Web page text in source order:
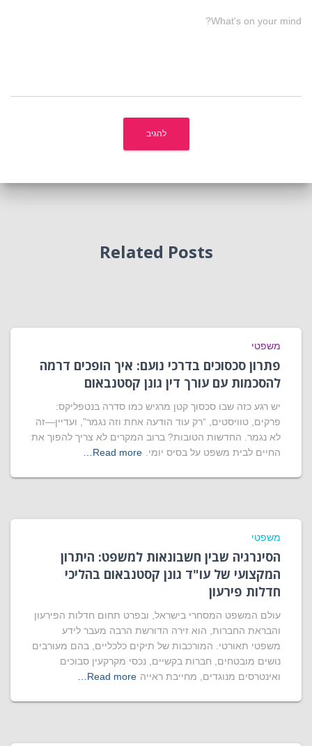
What's on your mind?
Related Posts
משפטי
פתרון סכסוכים בדרכי נועם: איך הופכים דרמה
להסכמות עם עורך דין גונן קסטנבאום
יש רגע כזה שבו סכסוך קטן מרגיש כמו סדרה בנטפליקס:
פרקים, טוויסטים, “רק עוד הודעה אחת וזה נגמר”, ועדיין—זה
לא נגמר. החדשות הטובות? ברוב המקרים לא צריך להפוך את
החיים לבית משפט על בסיס יומי.
Read more…
משפטי
הסינרגיה שבין חשבונאות למשפט: היתרון
המקצועי של עו"ד גונן קסטנבאום בהליכי
חדלות פירעון
עולם המשפט המסחרי בישראל, ובפרט תחום חדלות הפירעון
והבראת החברות, הוא זירה הדורשת הרבה מעבר לידע
משפטי תאורטי. המורכבות של תיקים כלכליים, בהם מעורבים
נושים מובטחים, חברות בקשיים, נכסי מקרקעין סבוכים
ואינטרסים מנוגדים, מחייבת ראייה Read more…